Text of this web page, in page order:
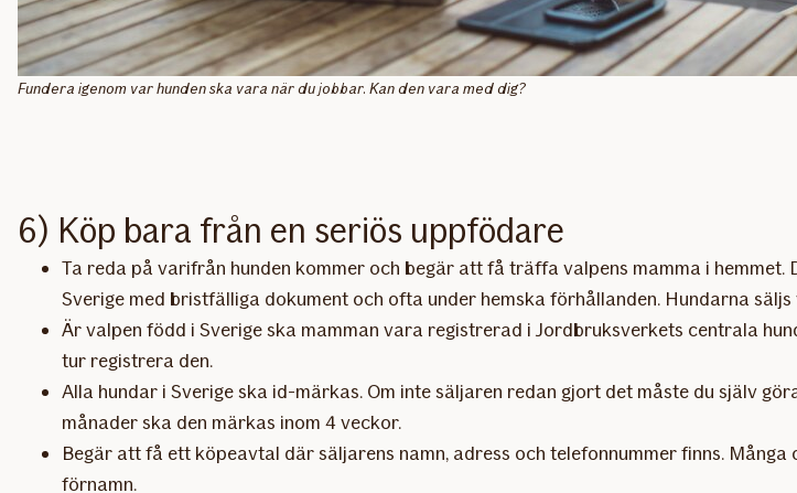
Fundera igenom var hunden ska vara när du jobbar. Kan den vara med dig?
6) Köp bara från en seriös uppfödare
Ta reda på varifrån hunden kommer och begär att få träffa valpens mamma i
Sverige med bristfälliga dokument och ofta under hemska förhållanden. Hundarna
Är valpen född i Sverige ska mamman vara registrerad i Jordbruksverkets centrala
tur registrera den.
Alla hundar i Sverige ska id-märkas. Om inte säljaren redan gjort det måste du själv
månader ska den märkas inom 4 veckor.
Begär att få ett köpeavtal där säljarens namn, adress och telefonnummer finns.
förnamn.